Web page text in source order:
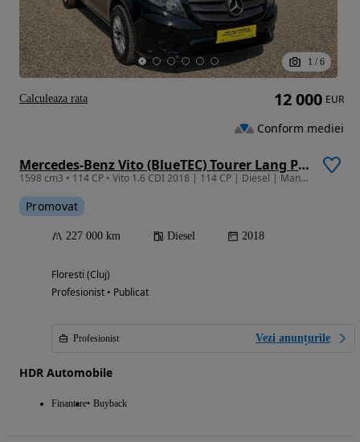
1 / 6
Mercedes-Benz Vito (BlueTEC) Tourer Lang PRO
1598 cm3 • 114 CP • Vito 1.6 CDI 2018 | 114 CP | Diesel | Manuală | Import|Garantie/Rate
Promovat
227 000 km Diesel 2018
Floresti (Cluj)
Profesionist • Publicat
Profesionist Vezi anunțurile
HDR Automobile
Finantare Buyback
12 000 EUR
Conform mediei
Calculeaza rata